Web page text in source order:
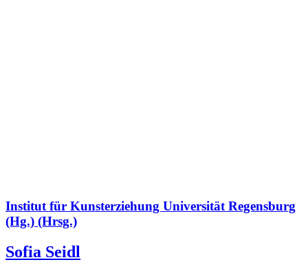
Institut für Kunsterziehung Universität Regensburg
(Hg.) (Hrsg.)
Sofia Seidl